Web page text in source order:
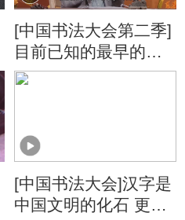
[中国书法大会第二季]
目前已知的最早的成
体系汉字：甲骨文
[中国书法大会]汉字是
中国文明的化石 更是